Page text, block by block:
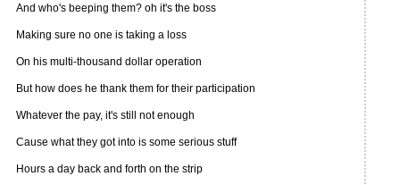
And who's beeping them? oh it's the boss
Making sure no one is taking a loss
On his multi-thousand dollar operation
But how does he thank them for their participation
Whatever the pay, it's still not enough
Cause what they got into is some serious stuff
Hours a day back and forth on the strip